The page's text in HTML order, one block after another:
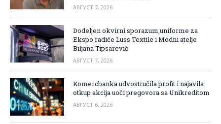
АВГУСТ 7, 2026
Dodeljen okvirni sporazum,uniforme za
Ekspo radiće Luss Textile i Modni atelje
Biljana Tipsarević
АВГУСТ 7, 2026
Komercbanka udvostručila profit i najavila
otkup akcija uoči pregovora sa Unikreditom
АВГУСТ 6, 2026